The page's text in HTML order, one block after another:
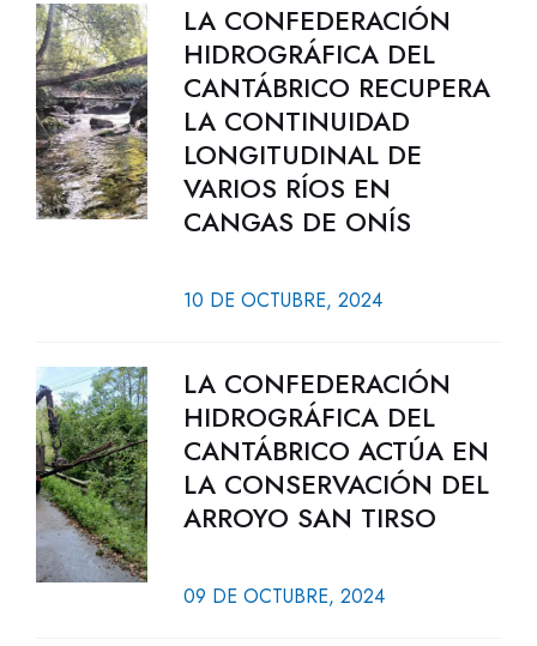
LA CONFEDERACIÓN
HIDROGRÁFICA DEL
CANTÁBRICO RECUPERA
LA CONTINUIDAD
LONGITUDINAL DE
VARIOS RÍOS EN
CANGAS DE ONÍS
10 DE OCTUBRE, 2024
LA CONFEDERACIÓN
HIDROGRÁFICA DEL
CANTÁBRICO ACTÚA EN
LA CONSERVACIÓN DEL
ARROYO SAN TIRSO
09 DE OCTUBRE, 2024